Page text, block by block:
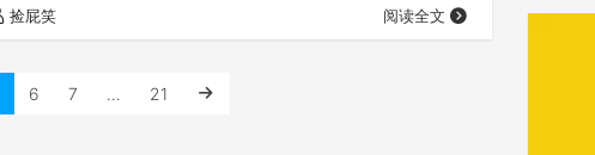
捡屁笑 阅读全文
6 7 … 21